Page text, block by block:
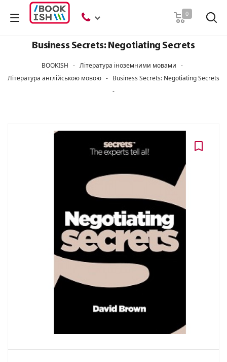
0
Business Secrets: Negotiating Secrets
BOOKISH - Література іноземними мовами -
Література англійською мовою - Business Secrets: Negotiating Secrets
-